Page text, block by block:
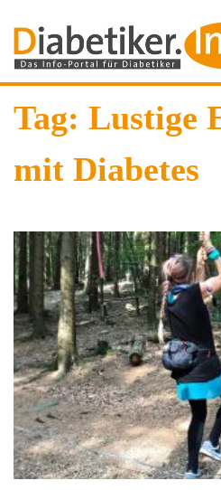
Tag: Lustige
mit Diabetes